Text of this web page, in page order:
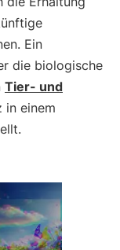
Ein
die biologische
Tier- und
in einem